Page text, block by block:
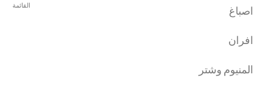
القائمة اصباغ
افران
المنيوم وشتر